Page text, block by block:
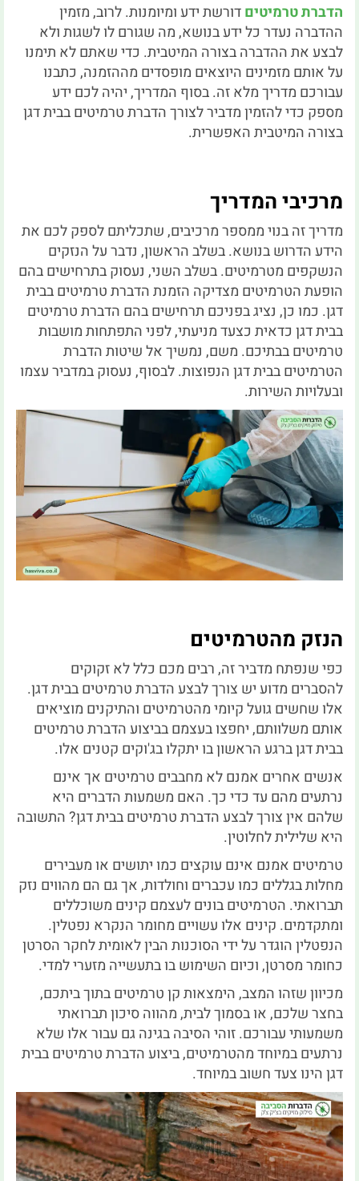
הדברת טרמיטיםדורשת ידע ומיומנות. לרוב, מזמין
ההדברה נעדר כל ידע בנושא, מה שגורם לו לשגות ולא
לבצע את ההדברה בצורה המיטבית. כדי שאתם לא תימנו
על אותם מזמינים היוצאים מופסדים מההזמנה, כתבנו
עבורכם מדריך מלא זה. בסוף המדריך, יהיה לכם ידע
מספק כדי להזמין מדביר לצורך הדברת טרמיטים בבית דגן
בצורה המיטבית האפשרית.
מרכיבי המדריך
מדריך זה בנוי ממספר מרכיבים, שתכליתם לספק לכם את
הידע הדרוש בנושא. בשלב הראשון, נדבר על הנזקים
הנשקפים מטרמיטים. בשלב השני, נעסוק בתרחישים בהם
הופעת הטרמיטים מצדיקה הזמנת הדברת טרמיטים בבית
דגן. כמו כן, נציג בפניכם תרחישים בהם הדברת טרמיטים
בבית דגן כדאית כצעד מניעתי, לפני התפתחות מושבות
טרמיטים בבתיכם. משם, נמשיך אל שיטות הדברת
הטרמיטים בבית דגן הנפוצות. לבסוף, נעסוק במדביר עצמו
ובעלויות השירות.
הנזק מהטרמיטים
כפי שנפתח מדביר זה, רבים מכם כלל לא זקוקים
להסברים מדוע יש צורך לבצע הדברת טרמיטים בבית דגן.
אלו שחשים גועל קיומי מהטרמיטים והתיקנים מוציאים
אותם משלוותם, יחפצו בעצמם בביצוע הדברת טרמיטים
בבית דגן ברגע הראשון בו יתקלו בג'וקים קטנים אלו.
אנשים אחרים אמנם לא מחבבים טרמיטים אך אינם
נרתעים מהם עד כדי כך. האם משמעות הדברים היא
שלהם אין צורך לבצע הדברת טרמיטים בבית דגן? התשובה
היא שלילית לחלוטין.
טרמיטים אמנם אינם עוקצים כמו יתושים או מעבירים
מחלות בגללים כמו עכברים וחולדות, אך גם הם מהווים נזק
תברואתי. הטרמיטים בונים לעצמם קינים משוכללים
ומתקדמים. קינים אלו עשויים מחומר הנקרא נפטלין.
הנפטלין הוגדר על ידי הסוכנות הבין לאומית לחקר הסרטן
כחומר מסרטן, וכיום השימוש בו בתעשייה מזערי למדי.
מכיוון שזהו המצב, הימצאות קן טרמיטים בתוך ביתכם,
בחצר שלכם, או בסמוך לבית, מהווה סיכון תברואתי
משמעותי עבורכם. זוהי הסיבה בגינה גם עבור אלו שלא
נרתעים במיוחד מהטרמיטים, ביצוע הדברת טרמיטים בבית
דגן הינו צעד חשוב במיוחד.